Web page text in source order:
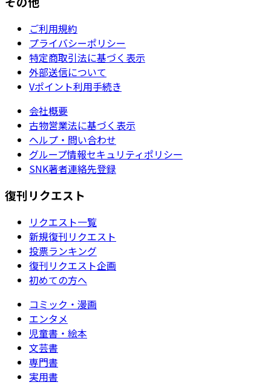
ご利用規約
プライバシーポリシー
特定商取引法に基づく表示
外部送信について
Vポイント利用手続き
会社概要
古物営業法に基づく表示
ヘルプ・問い合わせ
グループ情報セキュリティポリシー
SNK著者連絡先登録
復刊リクエスト
リクエスト一覧
新規復刊リクエスト
投票ランキング
復刊リクエスト企画
初めての方へ
コミック・漫画
エンタメ
児童書・絵本
文芸書
専門書
実用書